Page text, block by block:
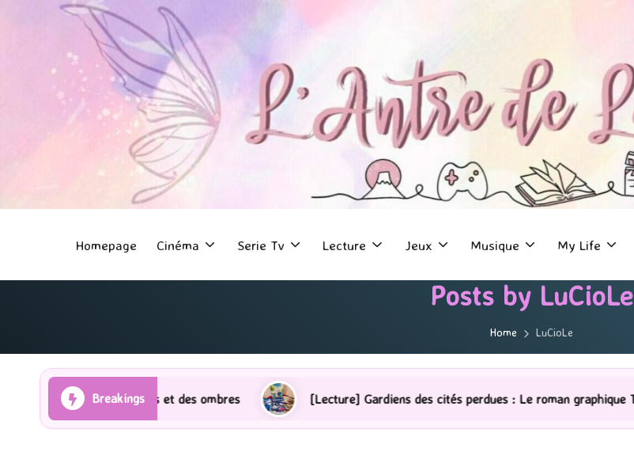
Homepage Cinéma Serie Tv Lecture Jeux Musique My Life
Posts by LuCioLe
Home LuCioLe
Breakings
et des ombres [Lecture] Gardiens des cités perdues : Le roman graphique Tome 1 Partie 2